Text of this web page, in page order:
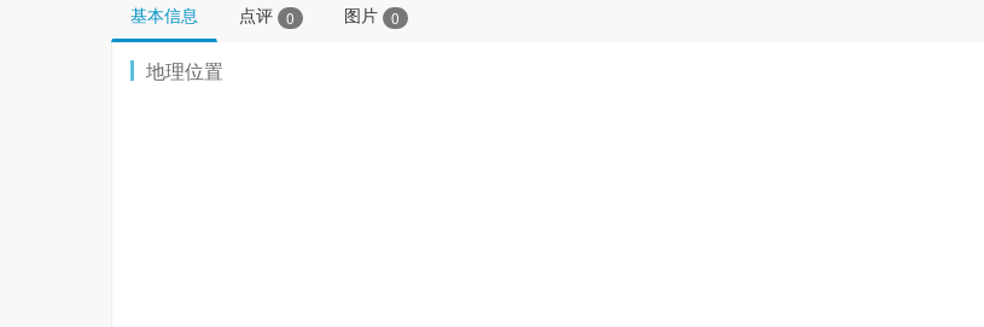
基本信息 点评 0 图片 0
地理位置